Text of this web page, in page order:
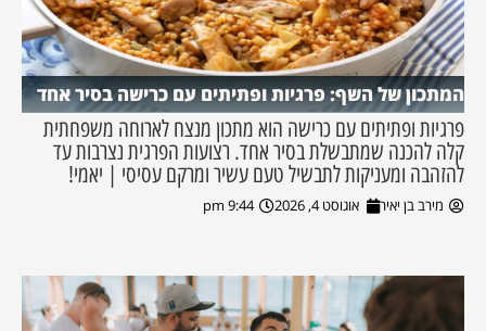
המתכון של השף: פרגיות ופתיתים עם כרישה בסיר אחד
פרגיות ופתיתים עם כרישה הוא מתכון מנצח לארוחה משפחתית
קלה להכנה שמתבשלת בסיר אחד. רצועות הפרגית נצרבות עד
להזהבה ומעניקות לתבשיל טעם עשיר ומרקם עסיסי | יאמי!
מירב בן יאיר אוגוסט 4, 2026 9:44 pm